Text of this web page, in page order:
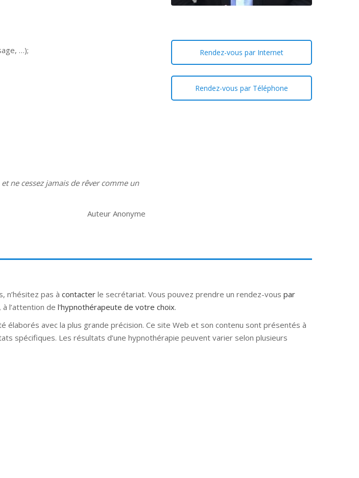
…);
etne cessez jamais de rêver comme un
Auteur Anonyme
Rendez-vous par Internet
Rendez-vous par Téléphone
n’hésitez pas à contacter le secrétariat. Vous pouvez prendre un rendez-vous par
l’attention de l'hypnothérapeute de votre choix.
avec la plus grande précision. Ce site Web et son contenu sont présentés à
spécifiques. Les résultats d’une hypnothérapie peuvent varier selon plusieurs